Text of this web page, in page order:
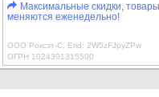
Максимальные скидки, товары
меняются еженедельно!
ООО Роксэт-С, Erid: 2W5zFJpyZPw
ОГРН 1024301315500